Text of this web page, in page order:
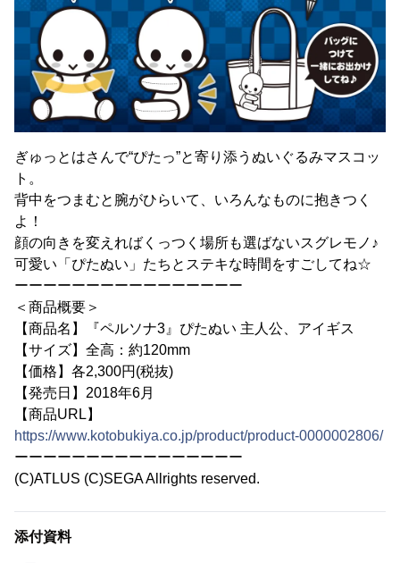
ぎゅっとはさんで“ぴたっ”と寄り添うぬいぐるみマスコッ
ト。
背中をつまむと腕がひらいて、いろんなものに抱きつく
よ！
顔の向きを変えればくっつく場所も選ばないスグレモノ♪
可愛い「ぴたぬい」たちとステキな時間をすごしてね☆
ーーーーーーーーーーーーーーーー
＜商品概要＞
【商品名】『ペルソナ3』ぴたぬい 主人公、アイギス
【サイズ】全高：約120mm
【価格】各2,300円(税抜)
【発売日】2018年6月
【商品URL】
https://www.kotobukiya.co.jp/product/product-0000002806/
ーーーーーーーーーーーーーーーー
(C)ATLUS (C)SEGA Allrights reserved.
添付資料